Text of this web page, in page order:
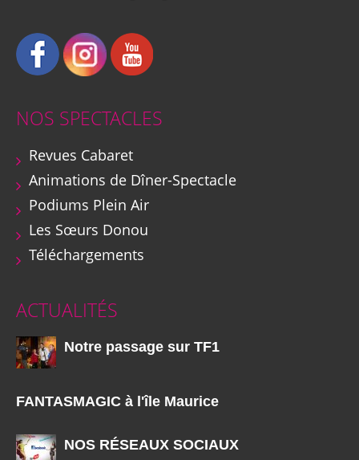
NOS SPECTACLES
Revues Cabaret
Animations de Dîner-Spectacle
Podiums Plein Air
Les Sœurs Donou
Téléchargements
ACTUALITÉS
Notre passage sur TF1
FANTASMAGIC à l'île Maurice
NOS RÉSEAUX SOCIAUX